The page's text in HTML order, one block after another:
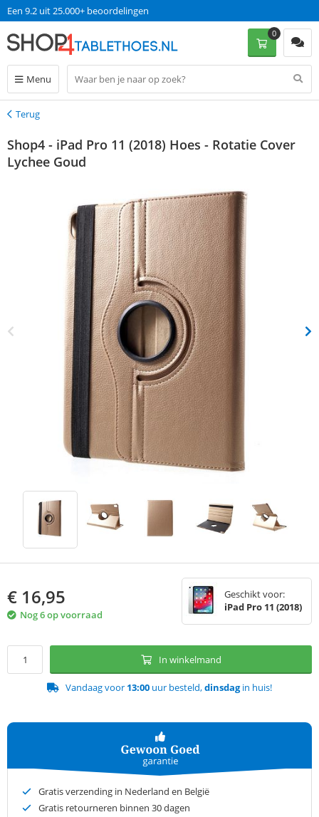
Een 9.2 uit 25.000+ beoordelingen
Menu
0
Terug
Terug
Shop4 - iPad Pro 11 (2018) Hoes - Rotatie Cover
Lychee Goud
€ 16,95
Nog 6 op voorraad
Geschikt voor:
iPad Pro 11 (2018)
In winkelmand
Vandaag voor 13:00 uur besteld,dinsdagin huis!
Gratis verzending in Nederland en België
Gratis retourneren binnen 30 dagen